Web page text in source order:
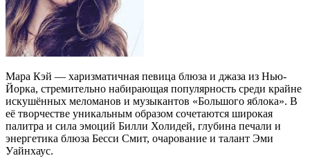
Мара Кэй — харизматичная певица блюза и джаза из Нью-
Йорка, стремительно набирающая популярность среди крайне
искушённых меломанов и музыкантов «Большого яблока». В
её творчестве уникальным образом сочетаются широкая
палитра и сила эмоций Билли Холидей, глубина печали и
энергетика блюза Бесси Смит, очарование и талант Эми
Уайнхаус.